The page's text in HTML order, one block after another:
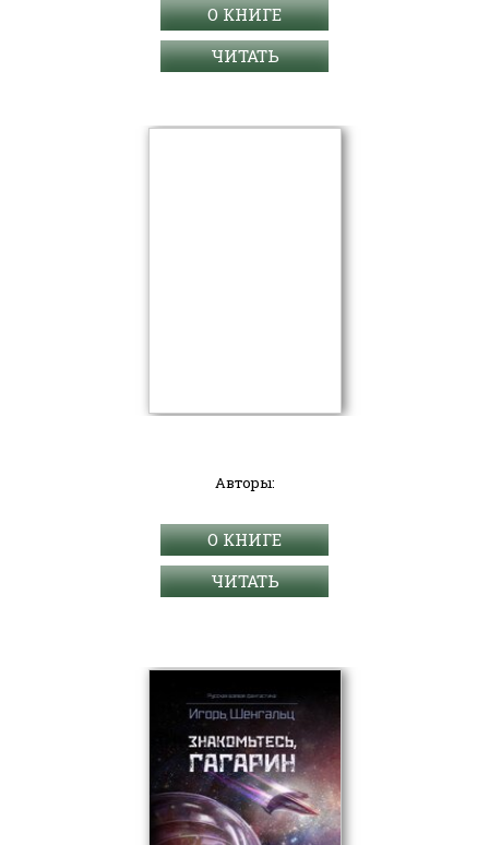
О КНИГЕ
ЧИТАТЬ
Авторы:
О КНИГЕ
ЧИТАТЬ